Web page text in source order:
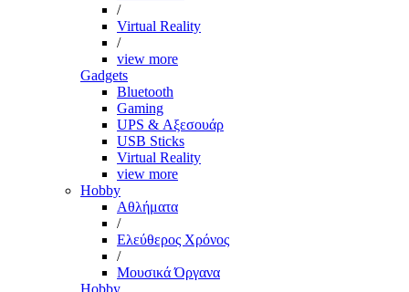
/
Virtual Reality
/
view more
Gadgets
Bluetooth
Gaming
UPS & Αξεσουάρ
USB Sticks
Virtual Reality
view more
Hobby
Αθλήματα
/
Ελεύθερος Χρόνος
/
Μουσικά Όργανα
Hobby